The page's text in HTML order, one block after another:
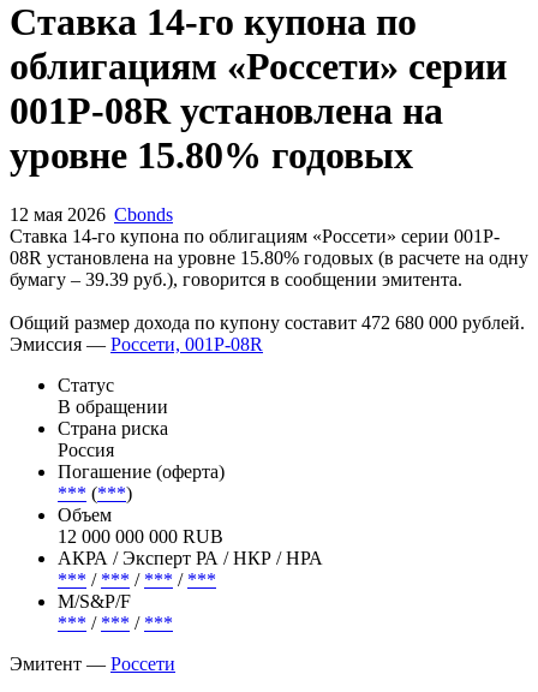
Ставка 14-го купона по
облигациям «Россети» серии
001P-08R установлена на
уровне 15.80% годовых
12 мая 2026 Cbonds
Ставка 14-го купона по облигациям «Россети» серии 001P-
08R установлена на уровне 15.80% годовых (в расчете на одну
бумагу – 39.39 руб.), говорится в сообщении эмитента.
Общий размер дохода по купону составит 472 680 000 рублей.
Эмиссия — Россети, 001P-08R
Статус
В обращении
Страна риска
Россия
Погашение (оферта)
*** (***)
Объем
12 000 000 000 RUB
АКРА / Эксперт РА / НКР / НРА
*** / *** / *** / ***
М/S&P/F
*** / *** / ***
Эмитент — Россети